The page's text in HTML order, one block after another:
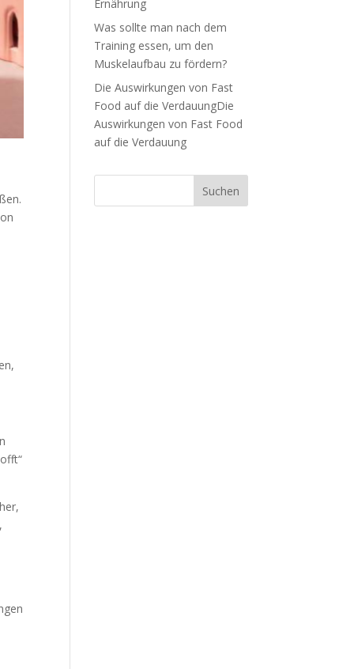
Ernährung
Was sollte man nach dem
Training essen, um den
Muskelaufbau zu fördern?
Die Auswirkungen von Fast
Food auf die VerdauungDie
Auswirkungen von Fast Food
auf die Verdauung